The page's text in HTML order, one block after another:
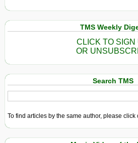
TMS Weekly
CLICK TO SIGN
OR
Search TMS
To find articles by the same author, please click